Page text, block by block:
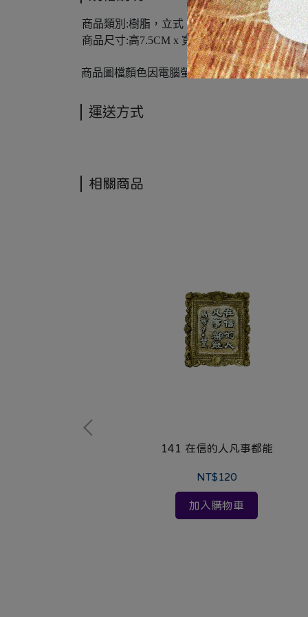
商品類別:樹脂，立式
商品尺寸:高7.5CM x 寬11CM
商品圖檔顏色因電腦螢幕設定差異會略有不同
運送方式
相關商品
141 在信的人凡事都能
NT$120
加入購物車